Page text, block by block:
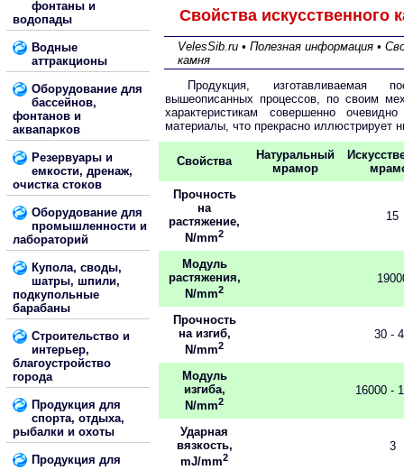
фонтаны и
водопады
Водные
аттракционы
Оборудование для
бассейнов,
фонтанов и
аквапарков
Резервуары и
емкости, дренаж,
очистка стоков
Оборудование для
промышленности и
лабораторий
Купола, своды,
шатры, шпили,
подкупольные
барабаны
Строительство и
интерьер,
благоустройство
города
Продукция для
спорта, отдыха,
рыбалки и охоты
Продукция для
Свойства искусственного
VelesSib.ru • Полезная информация •
камня
Продукция, изготавливаемая
вышеописанных процессов, по своим
характеристикам совершенно
материалы, что прекрасно иллюстрирует
Свойства
Натуральный
мрамор
Прочность
на
растяжение,
N/mm2
15
Модуль
растяжения,
N/mm2
Прочность
на изгиб,
N/mm2
30 -
Модуль
изгиба,
N/mm2
16000 -
Ударная
вязкость,
mJ/mm2
3